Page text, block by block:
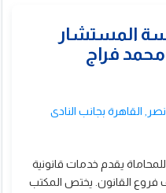
القاهرة بجانب النادى
يقدم خدمات قانونية
فروع القانون. يختص المكتب